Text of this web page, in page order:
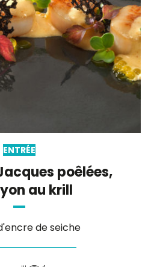
ENTRÉE
poêlées,
au krill
de seiche